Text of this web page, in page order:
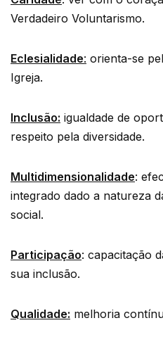
Verdadeiro Voluntarismo.
Eclesialidade: orienta-se
Igreja.
Inclusão: igualdade de
respeito pela diversidade.
Multidimensionalidade:
integrado dado a natureza
social.
Participação: capacitação
sua inclusão.
Qualidade: melhoria